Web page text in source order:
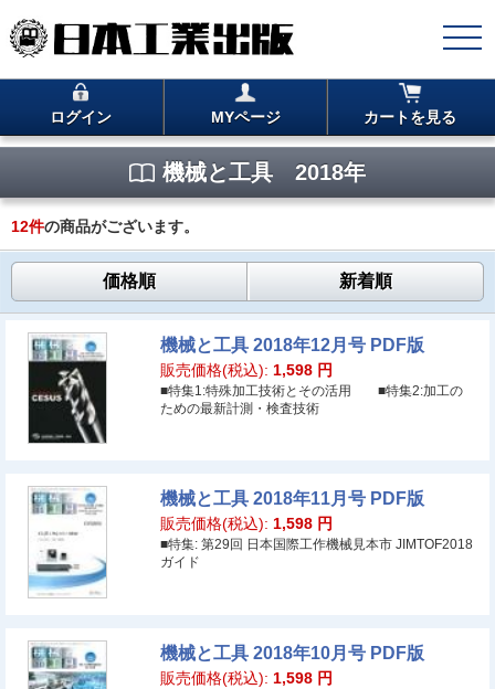
ログイン MYページ カートを見る
機械と工具 2018年
12件の商品がございます。
価格順 新着順
機械と工具 2018年12月号 PDF版
販売価格(税込): 1,598 円
■特集1:特殊加工技術とその活用 ■特集2:加工の
ための最新計測・検査技術
機械と工具 2018年11月号 PDF版
販売価格(税込): 1,598 円
■特集: 第29回 日本国際工作機械見本市 JIMTOF2018
ガイド
機械と工具 2018年10月号 PDF版
販売価格(税込): 1,598 円